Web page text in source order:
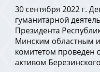
30 сентября 2022 г.
гуманитарной
Президента
Минским областным
комитетом
активом